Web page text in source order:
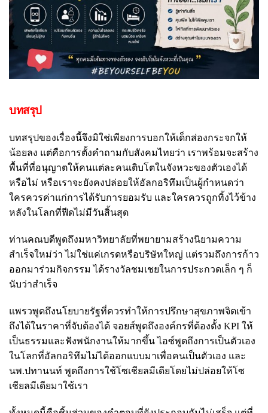
บทสรุป
บทสรุปของเรื่องนี้จึงมิใช่เพียงการบอกให้เด็กส่องกระจกให้
น้อยลง แต่คือการตั้งคำถามกับสังคมไทยว่า เราพร้อมจะสร้าง
พื้นที่ที่อนุญาตให้คนแต่ละคนเติบโตในจังหวะของตัวเองได้
หรือไม่ หรือเราจะยังคงปล่อยให้อัลกอริทึมเป็นผู้กำหนดว่า
ใครควรค่าแก่การได้รับการยอมรับ และใครควรถูกทิ้งไว้ข้าง
หลังในโลกที่ฟีดไม่มีวันสิ้นสุด
ท่านคณบดีพูดถึงมหาวิทยาลัยที่พยายามสร้างนิยามความ
สำเร็จใหม่ว่า ไม่ใช่แค่เกรดหรือบริษัทใหญ่ แต่รวมถึงการก้าว
ออกมาร่วมกิจกรรม ได้รางวัลชมเชยในการประกวดเล็ก ๆ ก็
นับว่าสำเร็จ
แพรวพูดถึงนโยบายรัฐที่ควรทำให้การปรึกษาสุขภาพจิตเข้า
ถึงได้ในราคาที่จับต้องได้ จอยส์พูดถึงองค์กรที่ต้องตั้ง KPI ให้
เป็นธรรมและฟังพนักงานให้มากขึ้น ไอซ์พูดถึงการเป็นตัวเอง
ในโลกที่อัลกอริทึมไม่ได้ออกแบบมาเพื่อคนเป็นตัวเอง และ
นพ.ปทานนท์ พูดถึงการใช้โซเชียลมีเดียโดยไม่ปล่อยให้โซ
เชียลมีเดียมาใช้เรา